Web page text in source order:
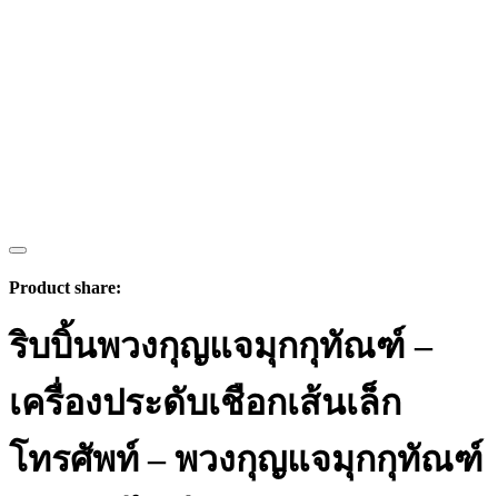
Product share:
ริบบิ้นพวงกุญแจมุกกุทัณฑ์ –
เครื่องประดับเชือกเส้นเล็ก
โทรศัพท์ – พวงกุญแจมุกกุทัณฑ์